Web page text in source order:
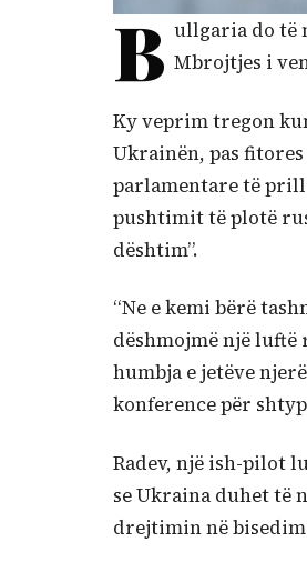
B ullgaria do të
Mbrojtjes i
Ky veprim tregon
Ukrainën, pas
parlamentare të
pushtimit të plotë
dështim”.
“Ne e kemi bërë
dëshmojmë një luftë
humbja e jetëve
konference për
Radev, një ish-pilot
se Ukraina duhet të
drejtimin në